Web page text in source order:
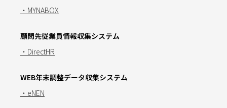
・MYNABOX
顧問先従業員情報収集システム
・DirectHR
WEB年末調整データ収集システム
・eNEN